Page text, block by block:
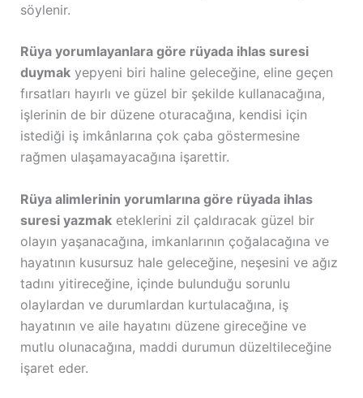
söylenir.
Rüya yorumlayanlara göre rüyada ihlas suresi
duymakyepyeni biri haline geleceğine, eline geçen
fırsatları hayırlı ve güzel bir şekilde kullanacağına,
işlerinin de bir düzene oturacağına, kendisi için
istediği iş imkânlarına çok çaba göstermesine
rağmen ulaşamayacağına işarettir.
Rüya alimlerinin yorumlarına göre rüyada ihlas
suresi yazmaketeklerini zil çaldıracak güzel bir
olayın yaşanacağına, imkanlarının çoğalacağına ve
hayatının kusursuz hale geleceğine, neşesini ve ağız
tadını yitireceğine, içinde bulunduğu sorunlu
olaylardan ve durumlardan kurtulacağına, iş
hayatının ve aile hayatını düzene gireceğine ve
mutlu olunacağına, maddi durumun düzeltileceğine
işaret eder.